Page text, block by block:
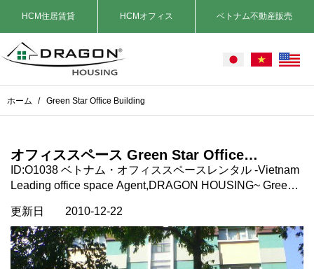
HCM住居賃貸 HCMオフィス ベトナム不動産販売
ホーム / Green Star Office Building
更新日 2010-12-22
オフィススペース Green Star Office
Building, Pham Ngoc Thach st. 3区, ホーチ
ミン市, ベトナム
ID:O1038 ベトナム・オフィススペースレンタル -Vietnam
Leading office space Agent,DRAGON HOUSING~ Green
区。 Pham Ngoc Thach st. タイプ：オフィススペース 契
約期間：2年以上 家賃に含まれるもの：Ｖａｔ、管理費 家
賃に含まれないもの： 電気代、電話、インターネット コ
メント： 近くにダイアモンドプラザデパート、コープマ